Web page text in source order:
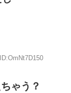
ゃう？